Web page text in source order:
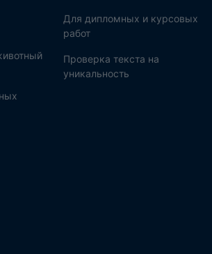
Для дипломных и курсовых
работ
Проверка текста на
уникальность